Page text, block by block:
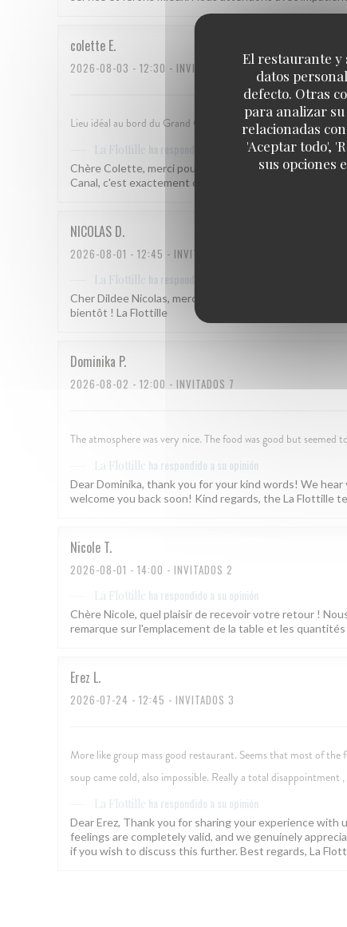
El restaurante y
datos
defecto. Otras
para analizar
relacionadas
'Aceptar todo',
sus opciones
colette E
2026-08-03 - 12:30 - INVITADOS 3
Lieu idéal au bord du Grand Canal. Terrasse ombragée,
La Flottille ha respondido a su opinión
Chère Colette, merci pour ce retour qui nous fait
Canal, c'est exactement ce qui nous anime. À très
NICOLAS D
2026-08-01 - 12:45 - INVITADOS 2
La Flottille ha respondido a su opinión
Cher Dildee Nicolas, merci pour ce retour qui nous fait
bientôt ! La Flottille
Dominika P
2026-08-02 - 12:00 - INVITADOS 7
The atmosphere was very nice. The food was good but
La Flottille ha respondido a su opinión
Dear Dominika, thank you for your kind words! We
welcome you back soon! Kind regards, the La Flottille
Nicole T
2026-08-01 - 14:00 - INVITADOS 2
La Flottille ha respondido a su opinión
Chère Nicole, quel plaisir de recevoir votre retour !
remarque sur l'emplacement de la table et les
Erez L
2026-07-24 - 12:45 - INVITADOS 3
More like group mass good restaurant. Seems that most of
soup came cold, also impossible. Really a total
La Flottille ha respondido a su opinión
Dear Erez, Thank you for sharing your experience
feelings are completely valid, and we genuinely
if you wish to discuss this further. Best regards, La